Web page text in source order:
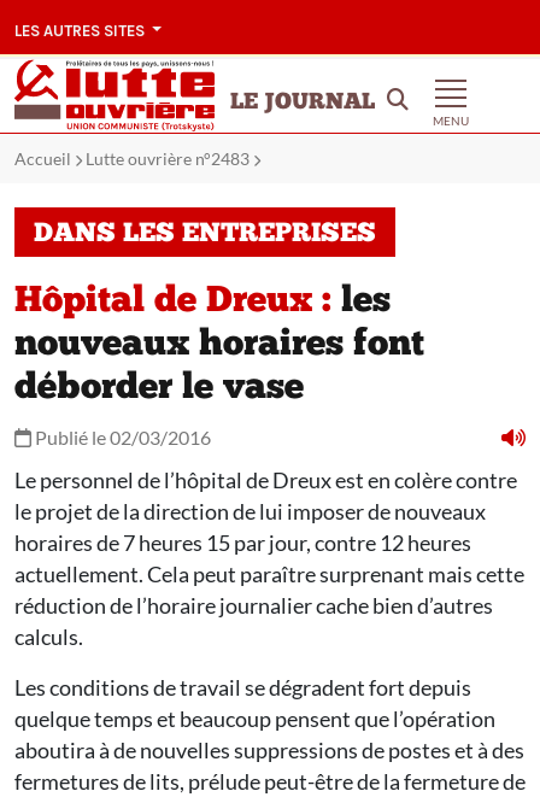
LES AUTRES SITES
LE JOURNAL
MENU
Accueil Lutte ouvrière n°2483
DANS LES ENTREPRISES
Hôpital de Dreux : les
nouveaux horaires font
déborder le vase
Publié le 02/03/2016
Le personnel de l’hôpital de Dreux est en colère contre
le projet de la direction de lui imposer de nouveaux
horaires de 7 heures 15 par jour, contre 12 heures
actuellement. Cela peut paraître surprenant mais cette
réduction de l’horaire journalier cache bien d’autres
calculs.
Les conditions de travail se dégradent fort depuis
quelque temps et beaucoup pensent que l’opération
aboutira à de nouvelles suppressions de postes et à des
fermetures de lits, prélude peut-être de la fermeture de